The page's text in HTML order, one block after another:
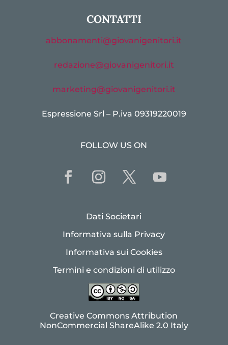
CONTATTI
abbonamenti@giovanigenitori.it
redazione@giovanigenitori.it
marketing@giovanigenitori.it
Espressione Srl – P.iva 09319220019
FOLLOW US ON
Dati Societari
Informativa sulla Privacy
Informativa sui Cookies
Termini e condizioni di utilizzo
Creative Commons Attribution
NonCommercial ShareAlike 2.0 Italy